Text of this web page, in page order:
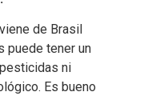
de Brasil
puede tener un
ni
Es bueno